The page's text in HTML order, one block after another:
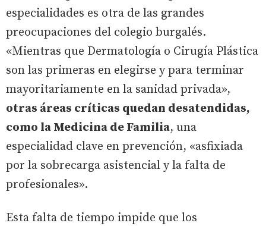
especialidades es otra de las grandes
preocupaciones del colegio burgalés.
«Mientras que Dermatología o Cirugía Plástica
son las primeras en elegirse y para terminar
mayoritariamente en la sanidad privada»,
otras áreas críticas quedan desatendidas,
como la Medicina de Familia, una
especialidad clave en prevención, «asfixiada
por la sobrecarga asistencial y la falta de
profesionales».
Esta falta de tiempo impide que los